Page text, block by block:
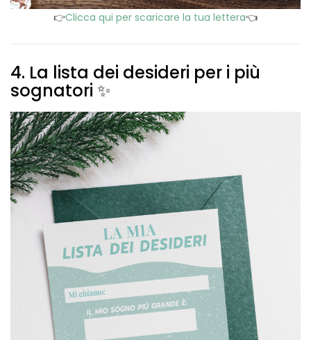
👉Clicca qui per scaricare la tua lettera👈
4. La lista dei desideri per i più
sognatori ✨